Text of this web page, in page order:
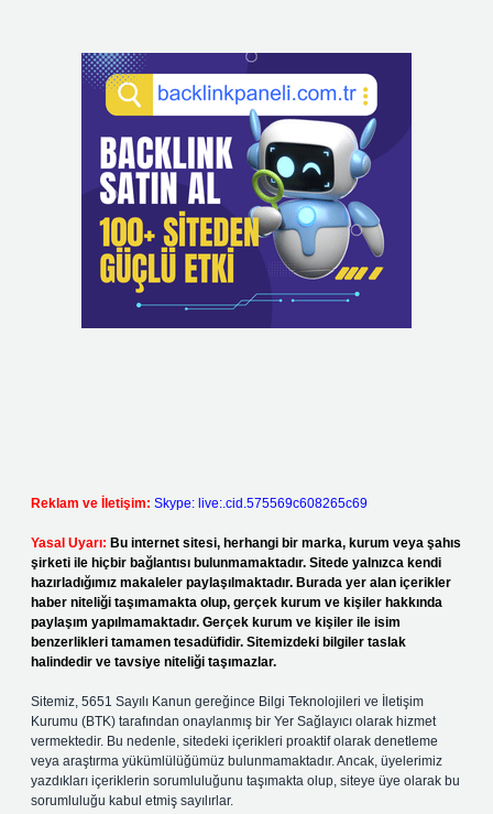
Reklam ve İletişim: Skype: live:.cid.575569c608265c69
Yasal Uyarı: Bu internet sitesi, herhangi bir marka, kurum veya şahıs
şirketi ile hiçbir bağlantısı bulunmamaktadır. Sitede yalnızca kendi
hazırladığımız makaleler paylaşılmaktadır. Burada yer alan içerikler
haber niteliği taşımamakta olup, gerçek kurum ve kişiler hakkında
paylaşım yapılmamaktadır. Gerçek kurum ve kişiler ile isim
benzerlikleri tamamen tesadüfidir. Sitemizdeki bilgiler taslak
halindedir ve tavsiye niteliği taşımazlar.
Sitemiz, 5651 Sayılı Kanun gereğince Bilgi Teknolojileri ve İletişim
Kurumu (BTK) tarafından onaylanmış bir Yer Sağlayıcı olarak hizmet
vermektedir. Bu nedenle, sitedeki içerikleri proaktif olarak denetleme
veya araştırma yükümlülüğümüz bulunmamaktadır. Ancak, üyelerimiz
yazdıkları içeriklerin sorumluluğunu taşımakta olup, siteye üye olarak bu
sorumluluğu kabul etmiş sayılırlar.